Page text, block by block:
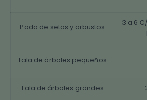
Poda de setos y arbustos
3 a 6
Tala de árboles pequeños
Tala de árboles grandes